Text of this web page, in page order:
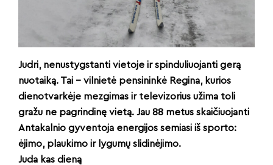
Judri, nenustygstanti vietoje ir spinduliuojanti gerą
nuotaiką. Tai – vilnietė pensininkė Regina, kurios
dienotvarkėje mezgimas ir televizorius užima toli
gražu ne pagrindinę vietą. Jau 88 metus skaičiuojanti
Antakalnio gyventoja energijos semiasi iš sporto:
ėjimo, plaukimo ir lygumų slidinėjimo.
Juda kas dieną